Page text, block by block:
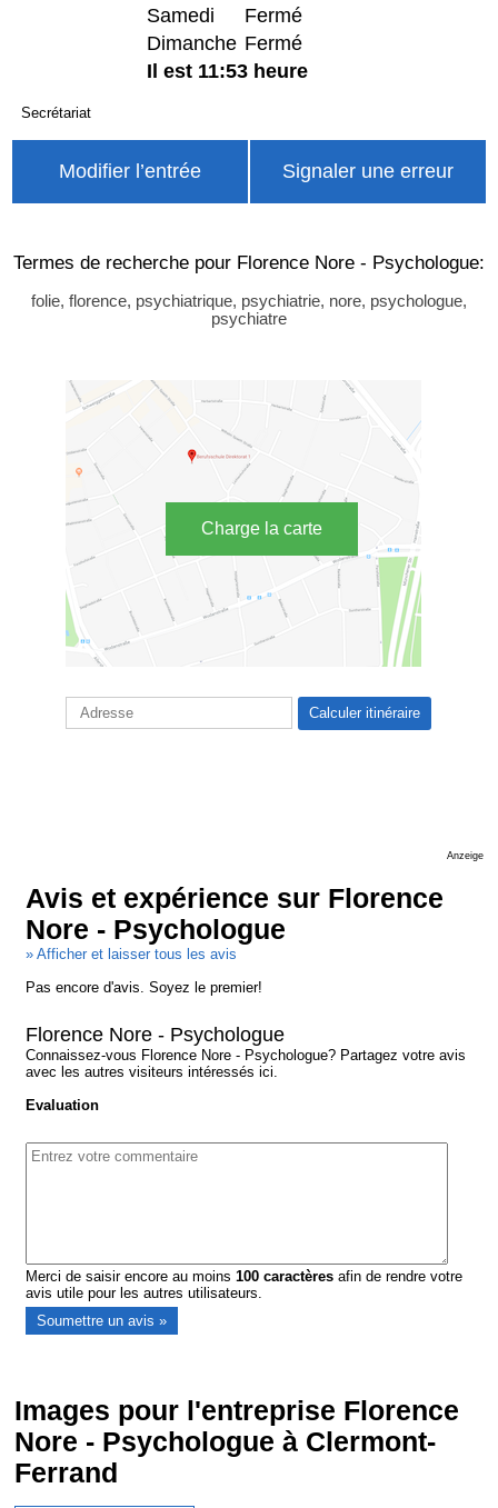
Samedi
Fermé
Dimanche Fermé
Il est 11:53 heure
Secrétariat
Modifier l’entrée Signaler une erreur
Termes de recherche pour Florence Nore - Psychologue:
folie, florence, psychiatrique, psychiatrie, nore, psychologue,
psychiatre
Charge la carte
Anzeige
Avis et expérience sur Florence
Nore - Psychologue
» Afficher et laisser tous les avis
Pas encore d'avis. Soyez le premier!
Florence Nore - Psychologue
Connaissez-vous Florence Nore - Psychologue? Partagez votre avis
avec les autres visiteurs intéressés ici.
Evaluation
Merci de saisir encore au moins100 caractères afin de rendre votre
avis utile pour les autres utilisateurs.
Images pour l'entreprise Florence
Nore - Psychologue à Clermont-
Ferrand